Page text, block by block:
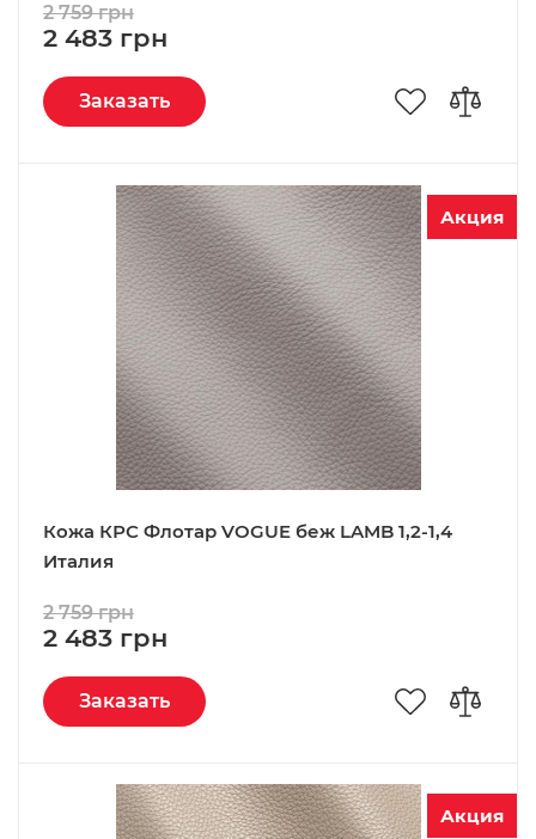
2 483 грн
2 759 грн
Заказать
Акция
Кожа КРС Флотар VOGUE беж LAMB 1,2-1,4
Италия
2 483 грн
2 759 грн
Заказать
Акция